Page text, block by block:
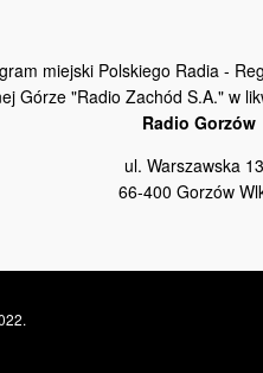
miejski Polskiego Radia -
Górze "Radio Zachód S.A." w
Radio Gorzów
ul. Warszawska
66-400 Gorzów